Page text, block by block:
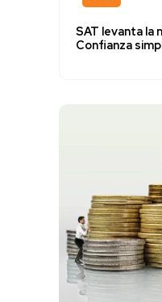
SAT levanta la
Confianza